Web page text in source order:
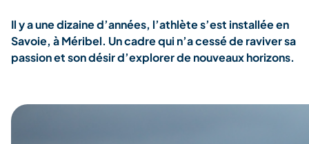
Il y a une dizaine d’années, l’athlète s’est installée en
Savoie, à Méribel. Un cadre qui n’a cessé de raviver sa
passion et son désir d’explorer de nouveaux horizons.